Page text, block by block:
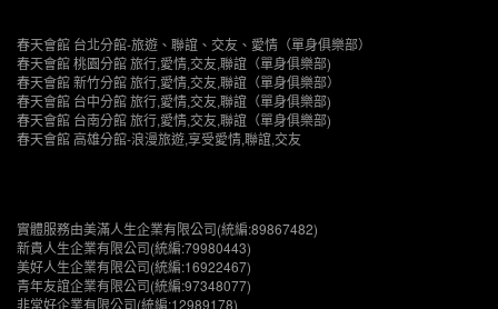
春天會館 台北分館-旅遊、聯誼、交友、愛情（單身俱樂部）
春天會館 桃園分館 旅行,愛情,交友,聯誼（單身俱樂部)
春天會館 新竹分館 旅行,愛情,交友,聯誼（單身俱樂部）
春天會館 台中分館 旅行,愛情,交友,聯誼（單身俱樂部)
春天會館 台南分館 旅行,愛情,交友,聯誼（單身俱樂部)
春天會館 高雄分館-浪漫旅遊,享受愛情,聯誼,交友
實體服務由美滿人生企業有限公司(統編:89867482)
新貴人生企業有限公司(統編:79980443)
美好人生企業有限公司(統編:16922467)
青年友誼企業有限公司(統編:97348077)
非常好企業有限公司(統編:12989178)